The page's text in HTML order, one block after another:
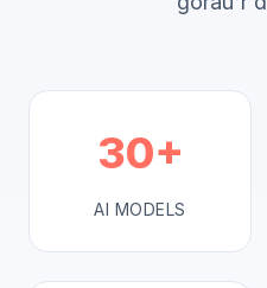
30+
AI MODELS